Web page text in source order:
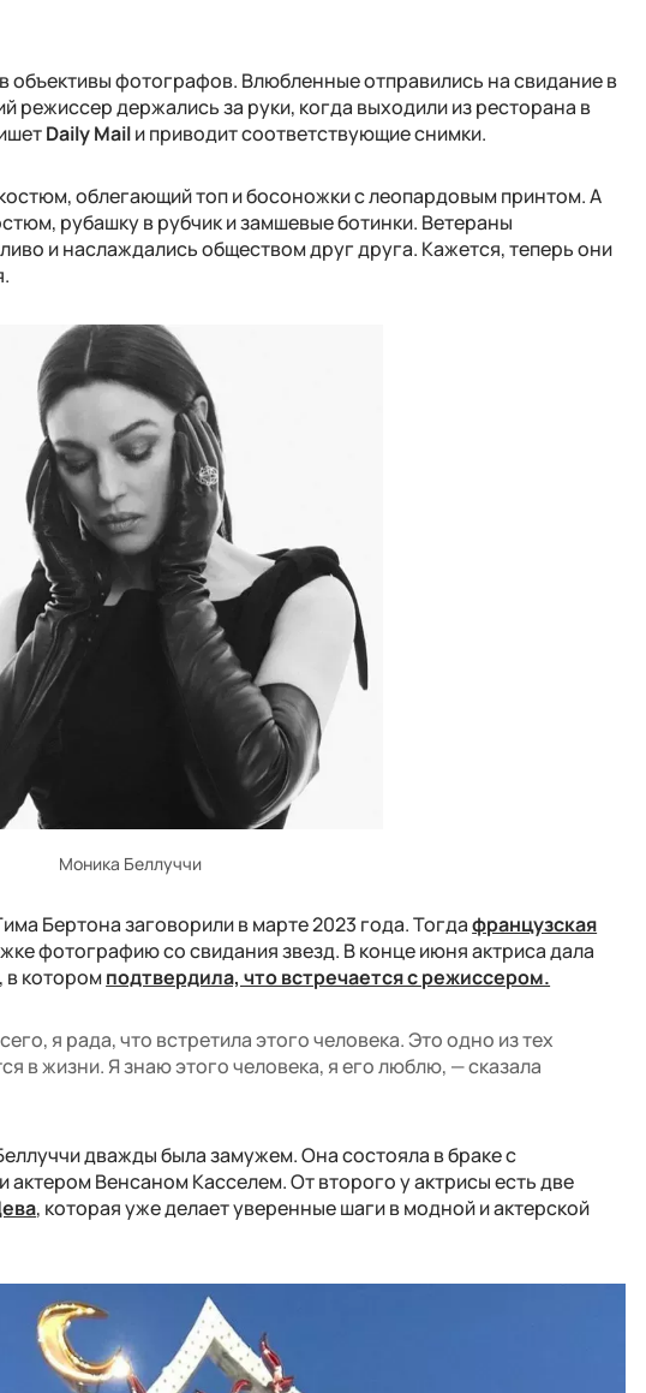
объективы фотографов. Влюбленные отправились на свидание в
режиссер держались за руки, когда выходили из ресторана в
Daily Mailи приводит соответствующие снимки.
облегающий топ и босоножки с леопардовым принтом. А
рубашку в рубчик и замшевые ботинки. Ветераны
и наслаждались обществом друг друга. Кажется, теперь они
Моника Беллуччи
Бертона заговорили в марте 2023 года. Тогдафранцузская
фотографию со свидания звезд. В конце июня актриса дала
в которомподтвердила, что встречается с режиссером.
я рада, что встретила этого человека. Это одно из тех
в жизни. Я знаю этого человека, я его люблю, — сказала
дважды была замужем. Она состояла в браке с
Венсаном Касселем. От второго у актрисы есть две
, которая уже делает уверенные шаги в модной и актерской